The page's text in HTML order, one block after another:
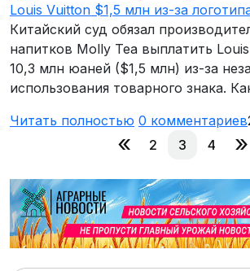
Louis Vuitton $1,5 млн из-за
Китайский суд обязал
напитков Molly Tea выплатить
10,3 млн юаней ($1,5 млн) из-за
использования товарного знака.
Читать полностью 0 комментариев
« 2 3 4 »